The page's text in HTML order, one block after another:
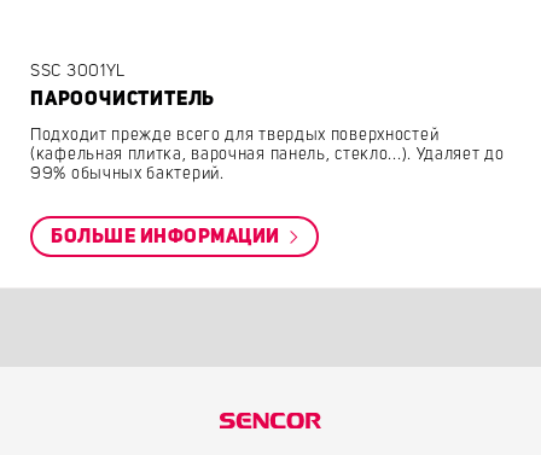
SSC 3001YL
ПАРООЧИСТИТЕЛЬ
Подходит прежде всего для твердых поверхностей
(кафельная плитка, варочная панель, стекло...). Удаляет до
99% обычных бактерий.
БОЛЬШЕ ИНФОРМАЦИИ